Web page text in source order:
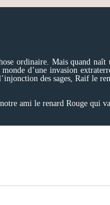
ordinaire. Mais quand
d’une invasion
des sages, Raif le
ami le renard Rouge qui